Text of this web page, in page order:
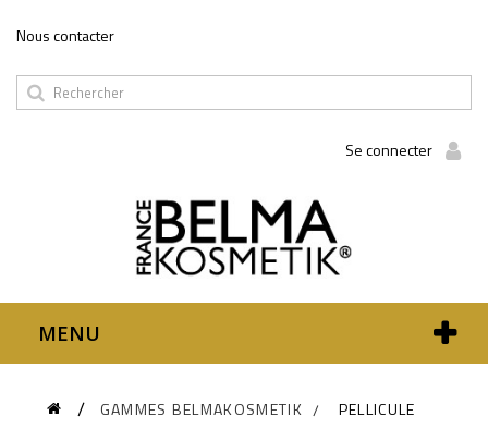
Nous contacter
Se connecter
MENU
GAMMES BELMAKOSMETIK PELLICULE